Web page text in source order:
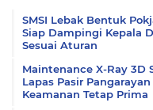
SMSI Lebak Bentuk
Siap Dampingi Kepala
Sesuai Aturan
Maintenance X-Ray 3D
Lapas Pasir
Keamanan Tetap Prima